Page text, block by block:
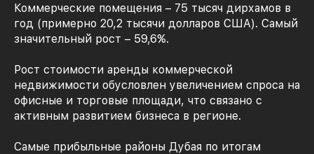
Коммерческие помещения – 75 тысяч дирхамов в
год (примерно 20,2 тысячи долларов США). Самый
значительный рост – 59,6%.
Рост стоимости аренды коммерческой
недвижимости обусловлен увеличением спроса на
офисные и торговые площади, что связано с
активным развитием бизнеса в регионе.
Самые прибыльные районы Дубая по итогам